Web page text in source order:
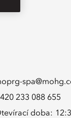
233 088 655
doba: